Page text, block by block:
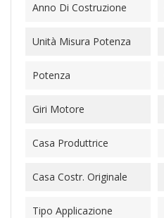
Anno Di Costruzione
Unità Misura Potenza
Potenza
Giri Motore
Casa Produttrice
Casa Costr. Originale
Tipo Applicazione